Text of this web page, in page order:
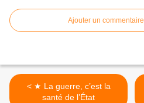
Ajouter un commentaire
< ★ La guerre, c’est la
santé de l’État